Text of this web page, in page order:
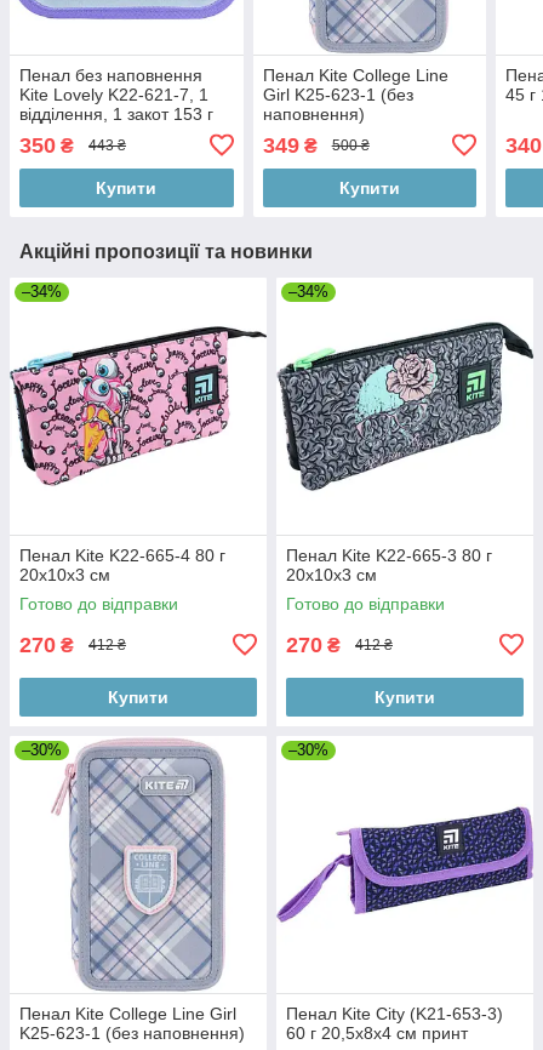
Пенал без наповнення
Kite Lovely K22-621-7, 1
відділення, 1 закот 153 г
350 ₴ 443 ₴
Купити
Пенал Kite College Line
Girl K25-623-1 (без
наповнення)
349₴ 500 ₴
Купити
45 г
340
Акційні пропозиції та новинки
–34%
Пенал Kite K22-665-4 80 г
20x10x3 см
Готово до відправки
270 ₴ 412 ₴
Купити
–34%
Пенал Kite K22-665-3 80 г
20x10x3 см
Готово до відправки
270 ₴ 412 ₴
Купити
–30%
Пенал Kite College Line Girl
K25-623-1 (без наповнення)
–30%
Пенал Kite City (K21-653-3)
60 г 20,5x8x4 см принт